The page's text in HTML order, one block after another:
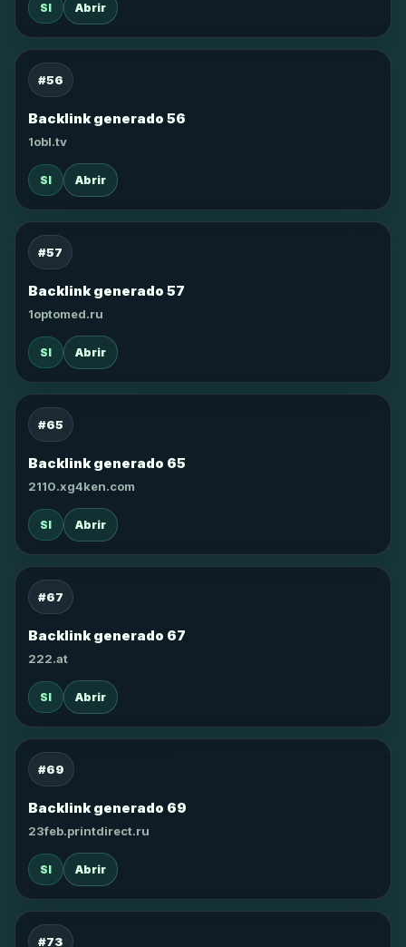
SI Abrir
#56
Backlink generado 56
1obl.tv
SI Abrir
#57
Backlink generado 57
1optomed.ru
SI Abrir
#65
Backlink generado 65
2110.xg4ken.com
SI Abrir
#67
Backlink generado 67
222.at
SI Abrir
#69
Backlink generado 69
23feb.printdirect.ru
SI Abrir
#73